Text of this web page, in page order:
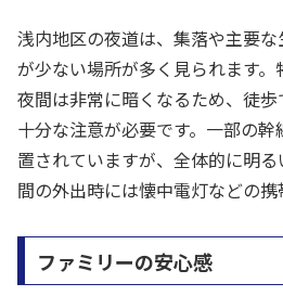
浅内地区の夜道は、集落や主要
が少ない場所が多く見られます。
夜間は非常に暗くなるため、徒
十分な注意が必要です。一部の
置されていますが、全体的に明
間の外出時には懐中電灯などの携
ファミリーの安心感